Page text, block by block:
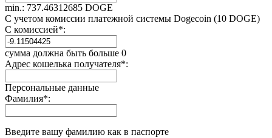
min.: 737.46312685 DOGE
С учетом комиссии платежной системы Dogecoin (10 DOGE)
С комиссией*:
сумма должна быть больше 0
Адрес кошелька получателя*:
Персональные данные
Фамилия*:
Введите вашу фамилию как в паспорте